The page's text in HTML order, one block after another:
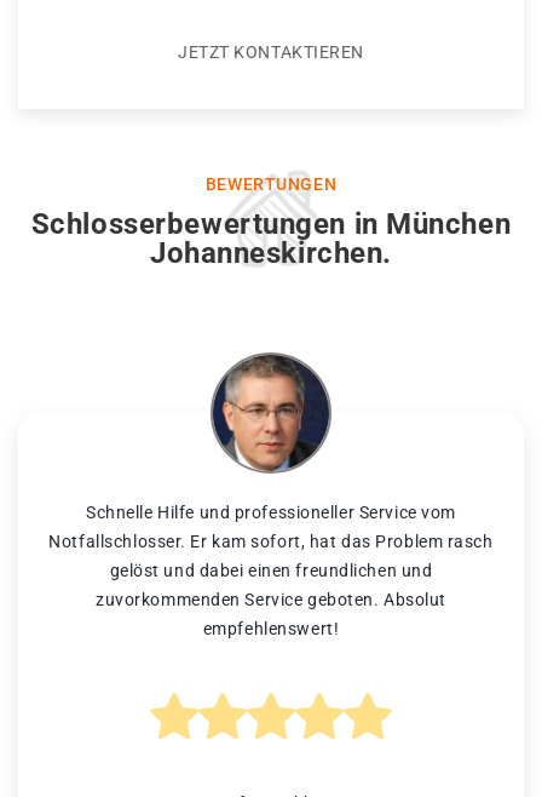
JETZT KONTAKTIEREN
BEWERTUNGEN
Schlosserbewertungen in München
Johanneskirchen.
Schnelle Hilfe und professioneller Service vom
Notfallschlosser. Er kam sofort, hat das Problem rasch
gelöst und dabei einen freundlichen und
zuvorkommenden Service geboten. Absolut
empfehlenswert!